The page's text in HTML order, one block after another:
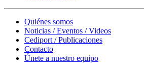
Quiénes somos
Noticias / Eventos / Videos
Cediport / Publicaciones
Contacto
Únete a nuestro equipo